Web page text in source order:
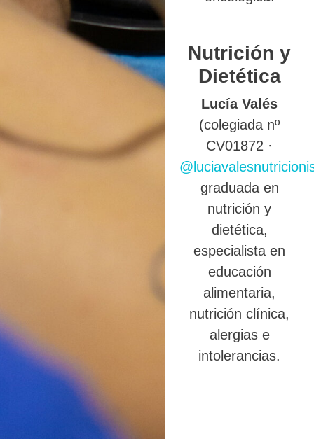
Nutrición y
Dietética
Lucía Valés
(colegiada nº
CV01872 ·
graduada en
nutrición y
dietética,
especialista en
educación
alimentaria,
nutrición clínica,
alergias e
intolerancias.